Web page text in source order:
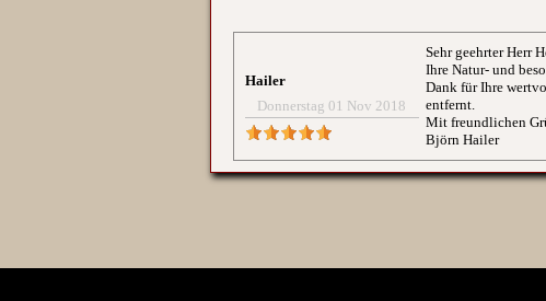
E-Mail:*
Hailer
Donnerstag 01 Nov 2018
Sehr geehrter Herr
Ihre Natur- und
Dank für Ihre
entfernt.
Mit freundlichen
Björn Hailer